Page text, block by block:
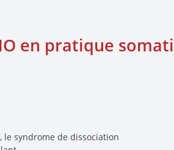
en pratique
syndrome de dissociation